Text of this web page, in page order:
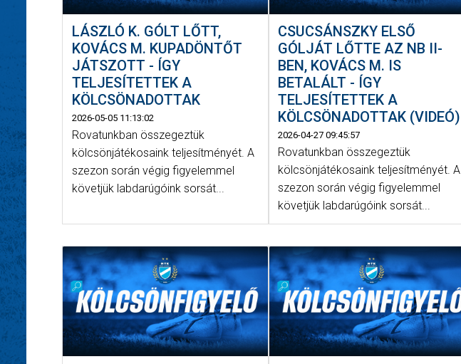
LÁSZLÓ K. GÓLT LŐTT,
KOVÁCS M. KUPADÖNTŐT
JÁTSZOTT - ÍGY
TELJESÍTETTEK A
KÖLCSÖNADOTTAK
2026-05-05 11:13:02
Rovatunkban összegeztük
kölcsönjátékosaink teljesítményét. A
szezon során végig figyelemmel
követjük labdarúgóink sorsát...
CSUCSÁNSZKY ELSŐ
GÓLJÁT LŐTTE AZ NB II-
BEN, KOVÁCS M. IS
BETALÁLT - ÍGY
TELJESÍTETTEK A
KÖLCSÖNADOTTAK (VIDEÓ)
2026-04-27 09:45:57
Rovatunkban összegeztük
kölcsönjátékosaink teljesítményét. A
szezon során végig figyelemmel
követjük labdarúgóink sorsát...